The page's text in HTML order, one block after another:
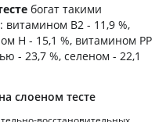
богат такими
B2 - 11,9 %,
H - 15,1 %, витамином PP
- 23,7 %, селеном - 22,1
слоеном тесте